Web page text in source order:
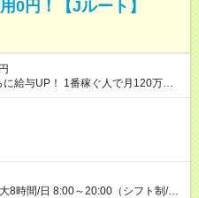
0円！【Jルート】
給与UP！ 1番稼ぐ人で月120万ほ
50万
建築関係 1日150個配達×25日勤務
8時間/日 8:00～20:00（シフト制/実